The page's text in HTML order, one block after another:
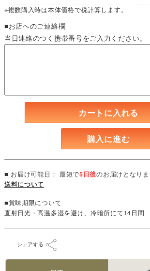
※複数購入時は本体価格で税計算します。
■お店へのご連絡欄
当日連絡のつく携帯番号をご入力ください。
カートに入れる
購入に進む
■ お届け可能日： 最短で5日後のお届けとなりま
送料について
■賞味期限について
直射日光・高温多湿を避け、冷暗所にて14日間
シェアする